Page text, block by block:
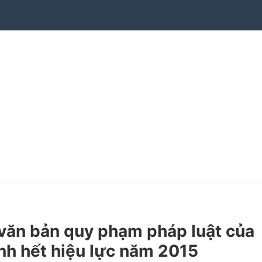
bản quy phạm pháp luật của
hết hiệu lực năm 2015